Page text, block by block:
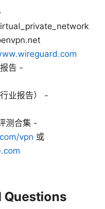
告 -
业报告） -
测合集 -
vpn 或
Questions